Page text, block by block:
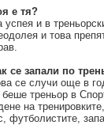
е тя?
успея и в
и това
се запали по
се случи още в
треньор в
на
футболистите,